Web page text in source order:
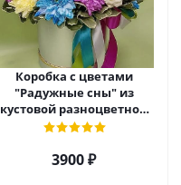
Коробка с цветами
"Радужные сны" из
кустовой разноцветной
хризантемы арт. 22457
3900 ₽